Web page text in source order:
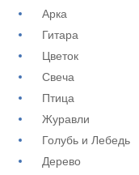
Арка
Гитара
Цветок
Свеча
Птица
Журавли
Голубь и Лебедь
Дерево